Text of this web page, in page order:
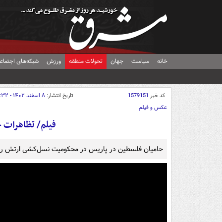
خانه سیاست جهان تحولات منطقه ورزش شبکه‌های
کد خبر 1579151 تاریخ انتشار: ۸ اسفند ۱۴۰۲ - ۱۱:۳۲
عکس و فیلم
فیلم/
حامیان فلسطین در پاریس در محکومیت نسل‌کشی ارتش